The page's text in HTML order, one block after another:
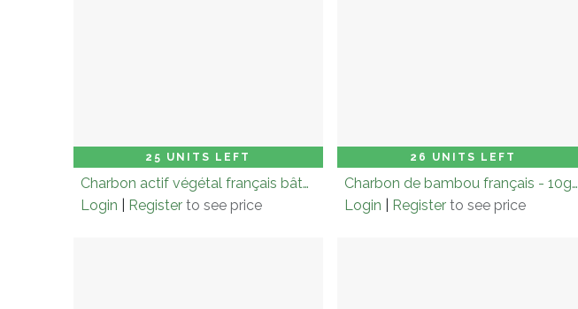
25 UNITS LEFT
Carton (× 6.0) Add to Cart
Charbon actif végétal français bâton filtrant - 10g
Login
Register to see price
26 UNITS LEFT
Carton (× 6.0) Add to Cart
Charbon de bambou français - 10g (filtre à eau naturel)
Login
Register to see price